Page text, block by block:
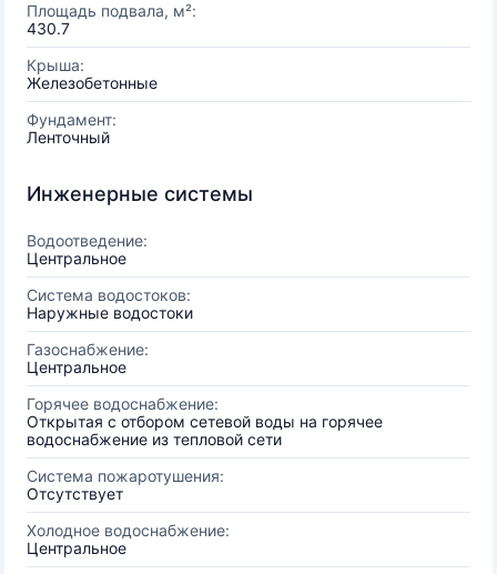
Площадь подвала, м²:
430.7
Крыша:
Железобетонные
Фундамент:
Ленточный
Инженерные системы
Водоотведение:
Центральное
Система водостоков:
Наружные водостоки
Газоснабжение:
Центральное
Горячее водоснабжение:
Открытая с отбором сетевой воды на горячее
водоснабжение из тепловой сети
Система пожаротушения:
Отсутствует
Холодное водоснабжение:
Центральное